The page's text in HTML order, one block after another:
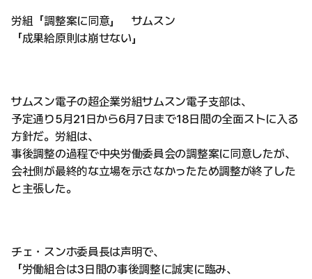
労組「調整案に同意」 サムスン
「成果給原則は崩せない」
サムスン電子の超企業労組サムスン電子支部は、
予定通り5月21日から6月7日まで18日間の全面ストに入る
方針だ。労組は、
事後調整の過程で中央労働委員会の調整案に同意したが、
会社側が最終的な立場を示さなかったため調整が終了した
と主張した。
チェ・スンホ委員長は声明で、
「労働組合は3日間の事後調整に誠実に臨み、